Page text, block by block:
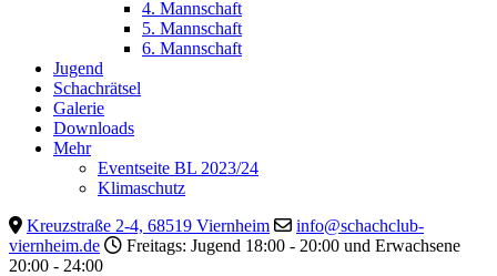
4. Mannschaft
5. Mannschaft
6. Mannschaft
Jugend
Schachrätsel
Galerie
Downloads
Mehr
Eventseite BL 2023/24
Klimaschutz
Kreuzstraße 2-4, 68519 Viernheim
info@schachclub-
viernheim.de
Freitags: Jugend 18:00 - 20:00 und Erwachsene
20:00 - 24:00